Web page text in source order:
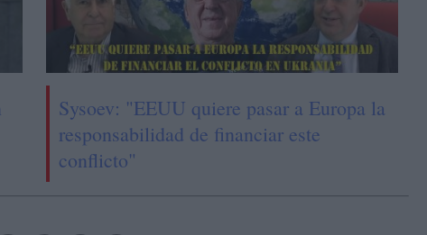
Sysoev: "EEUU quiere pasar a Europa la
responsabilidad de financiar este
conflicto"